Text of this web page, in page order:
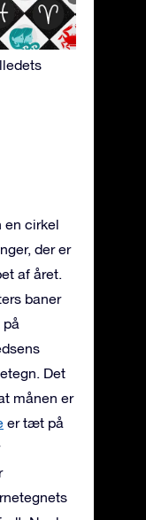
en cirkel
der er
af året.
baner
Det
månen er
er tæt på